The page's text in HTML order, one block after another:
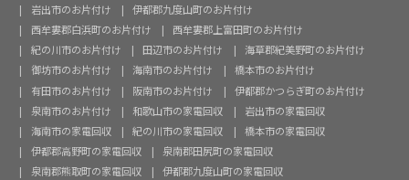
岩出市のお片付け
伊都郡九度山町のお片付け
西牟婁郡白浜町のお片付け
西牟婁郡上富田町のお片付け
紀の川市のお片付け
田辺市のお片付け
海草郡紀美野町のお片付け
御坊市のお片付け
海南市のお片付け
橋本市のお片付け
有田市のお片付け
阪南市のお片付け
伊都郡かつらぎ町のお片付け
泉南市のお片付け
和歌山市の家電回収
岩出市の家電回収
海南市の家電回収
紀の川市の家電回収
橋本市の家電回収
伊都郡高野町の家電回収
泉南郡田尻町の家電回収
泉南郡熊取町の家電回収
伊都郡九度山町の家電回収